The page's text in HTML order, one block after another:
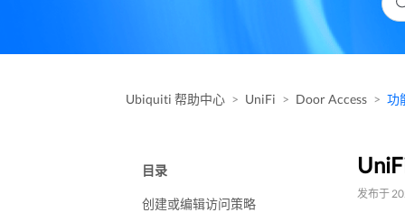
Ubiquiti 帮助中心 UniFi Door Access 功
目录
创建或编辑访问策略
发布于